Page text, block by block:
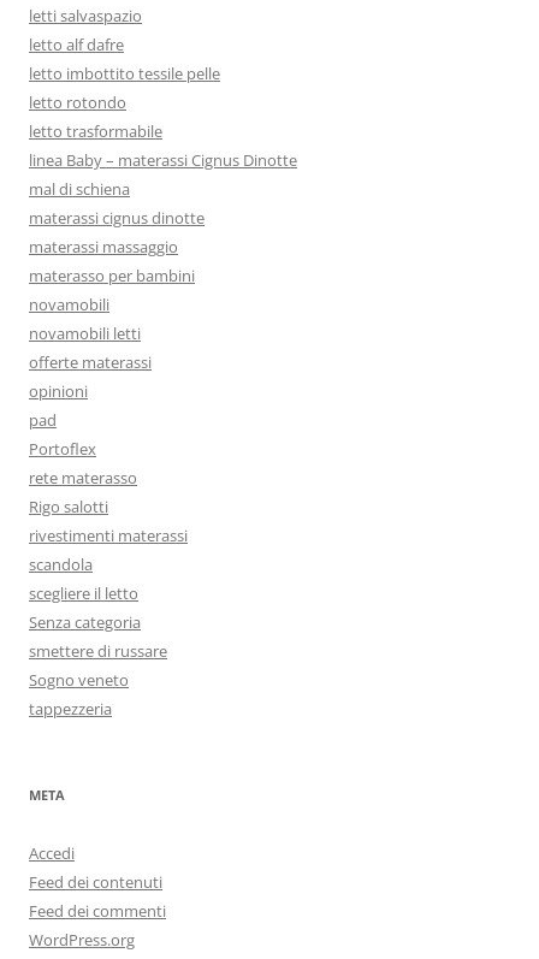
letti salvaspazio
letto alf dafre
letto imbottito tessile pelle
letto rotondo
letto trasformabile
linea Baby – materassi Cignus Dinotte
mal di schiena
materassi cignus dinotte
materassi massaggio
materasso per bambini
novamobili
novamobili letti
offerte materassi
opinioni
pad
Portoflex
rete materasso
Rigo salotti
rivestimenti materassi
scandola
scegliere il letto
Senza categoria
smettere di russare
Sogno veneto
tappezzeria
META
Accedi
Feed dei contenuti
Feed dei commenti
WordPress.org